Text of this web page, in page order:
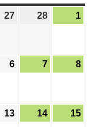
27 28 1
6 7 8
13 14 15